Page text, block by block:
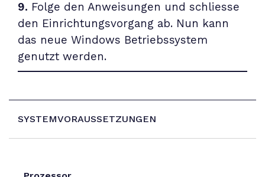
9. Folge den Anweisungen und schliesse
den Einrichtungsvorgang ab. Nun kann
das neue Windows Betriebssystem
genutzt werden.
SYSTEMVORAUSSETZUNGEN